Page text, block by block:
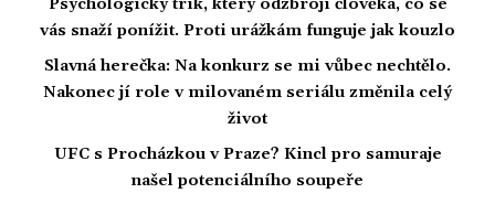
Psychologický trik, který odzbrojí člověka, co se
vás snaží ponížit. Proti urážkám funguje jak kouzlo
Slavná herečka: Na konkurz se mi vůbec nechtělo.
Nakonec jí role v milovaném seriálu změnila celý
život
UFC s Procházkou v Praze? Kincl pro samuraje
našel potenciálního soupeře